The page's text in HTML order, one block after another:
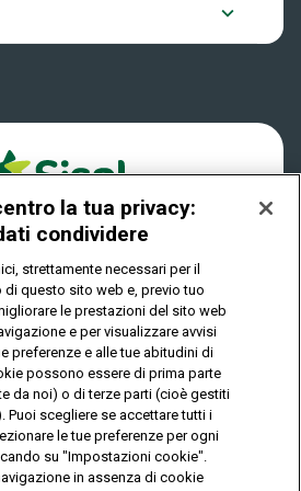
AI MINORI E PUÒ CAUSARE
PATOLOGICA
Italia S.p.A. - P.I. 02433760135
Cookies
Mappa
del
sito
la tua privacy:
condividere
strettamente necessari per il
questo sito web e, previo tuo
le prestazioni del sito web
e per visualizzare avvisi
preferenze e alle tue abitudini di
possono essere di prima parte
da noi) o di terze parti (cioè gestiti
Puoi scegliere se accettare tutti i
le tue preferenze per ogni
su "Impostazioni cookie".
in assenza di cookie